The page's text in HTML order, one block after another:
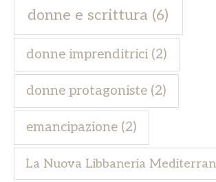
donne e scrittura (6)
donne imprenditrici (2)
donne protagoniste (2)
emancipazione (2)
La Nuova Libbaneria